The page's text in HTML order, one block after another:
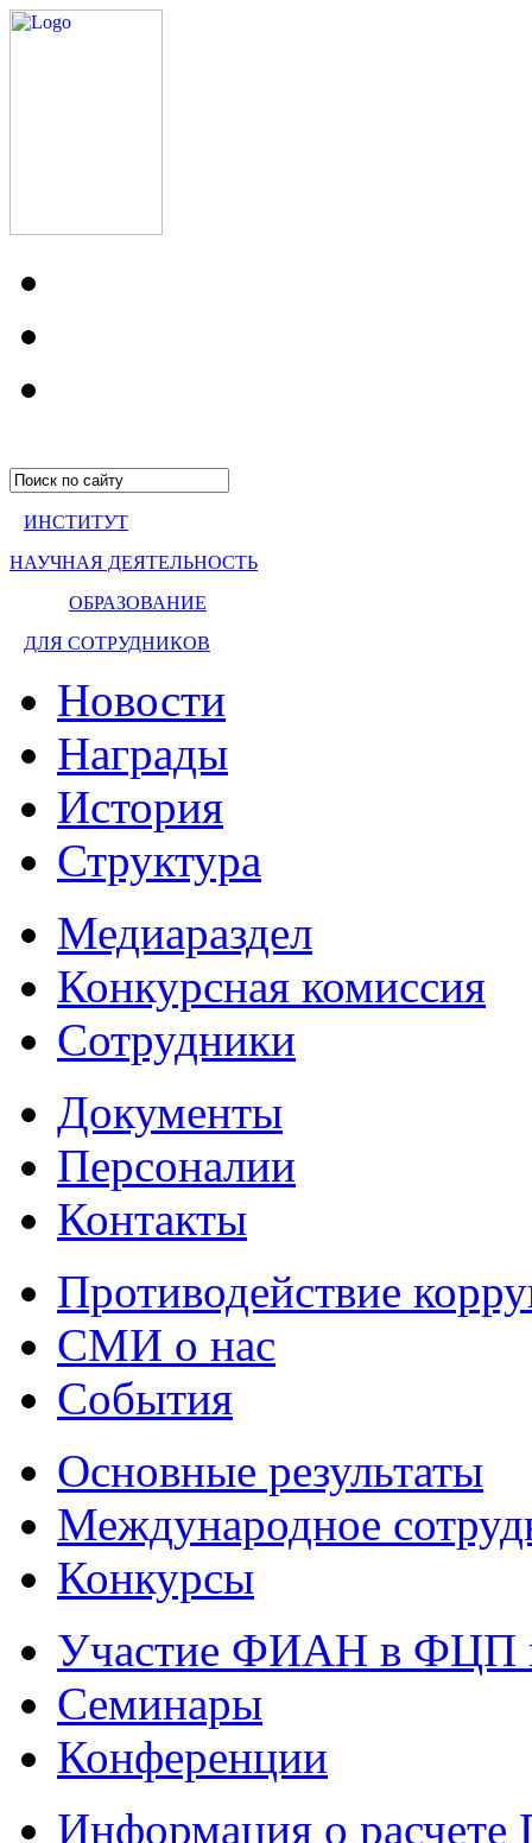
ИНСТИТУТ
НАУЧНАЯ ДЕЯТЕЛЬНОСТЬ
ОБРАЗОВАНИЕ
ДЛЯ СОТРУДНИКОВ
Новости
Награды
История
Структура
Медиараздел
Конкурсная комиссия
Сотрудники
Документы
Персоналии
Контакты
Противодействие
СМИ о нас
События
Основные результаты
Международное
Конкурсы
Участие ФИАН в ФЦП
Семинары
Конференции
Информация о